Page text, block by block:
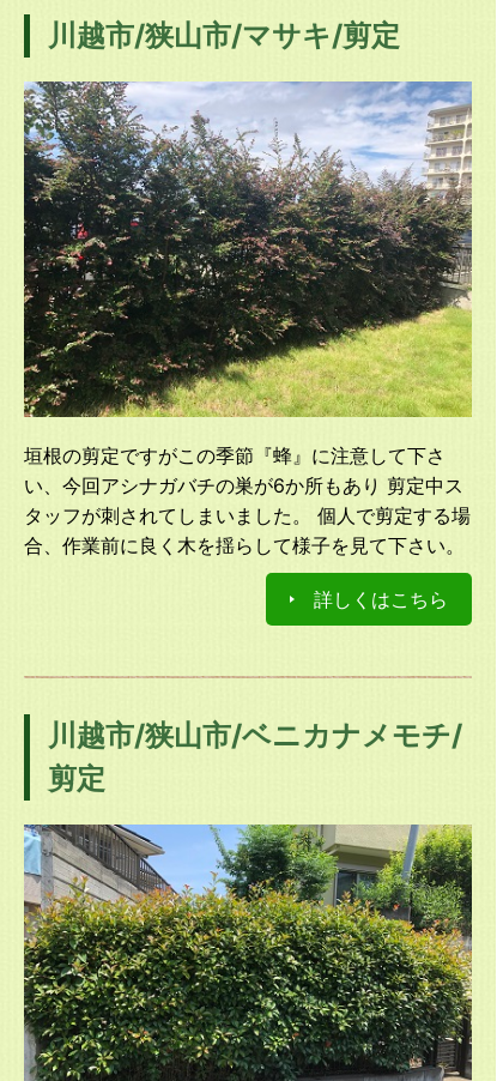
川越市/狭山市/マサキ/剪定
垣根の剪定ですがこの季節『蜂』に注意して下さ
い、今回アシナガバチの巣が6か所もあり 剪定中ス
タッフが刺されてしまいました。 個人で剪定する場
合、作業前に良く木を揺らして様子を見て下さい。
詳しくはこちら
川越市/狭山市/ベニカナメモチ/
剪定